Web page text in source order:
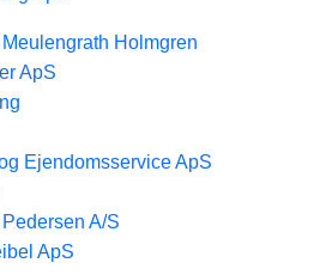
Holmgren
ApS
Ejendomsservice ApS
A/S
ApS